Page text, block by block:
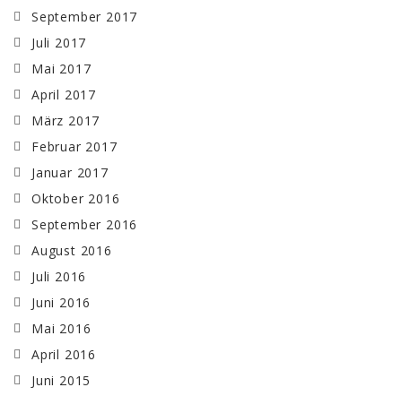
September 2017
Juli 2017
Mai 2017
April 2017
März 2017
Februar 2017
Januar 2017
Oktober 2016
September 2016
August 2016
Juli 2016
Juni 2016
Mai 2016
April 2016
Juni 2015